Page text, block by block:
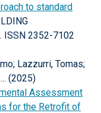
to standard
ISSN 2352-7102
Lazzurri, Tomas;
(2025)
Assessment
for the Retrofit of